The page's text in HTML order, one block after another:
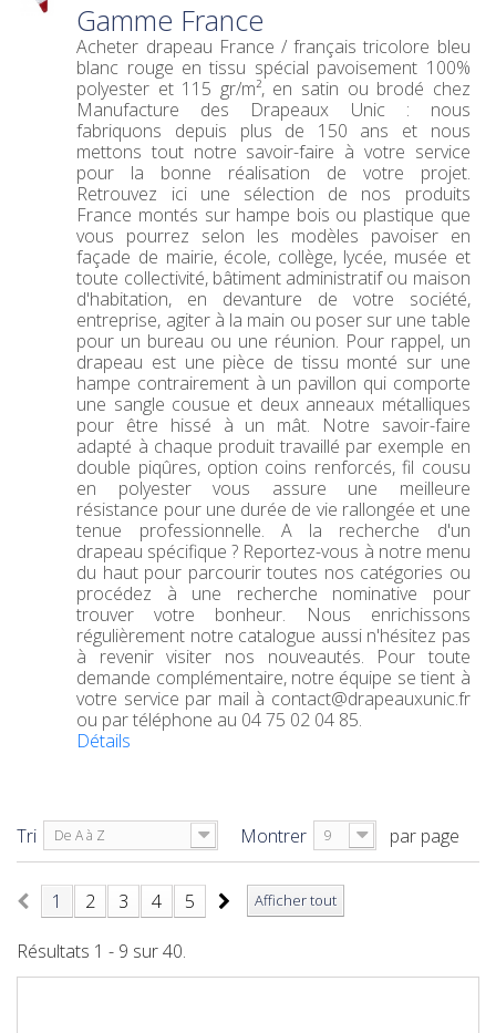
Gamme France
Acheter drapeau France / français tricolore bleu
blanc rouge en tissu spécial pavoisement 100%
polyester et 115 gr/m², en satin ou brodé chez
Manufacture des Drapeaux Unic : nous
fabriquons depuis plus de 150 ans et nous
mettons tout notre savoir-faire à votre service
pour la bonne réalisation de votre projet.
Retrouvez ici une sélection de nos produits
France montés sur hampe bois ou plastique que
vous pourrez selon les modèles pavoiser en
façade de mairie, école, collège, lycée, musée et
toute collectivité, bâtiment administratif ou maison
d'habitation, en devanture de votre société,
entreprise, agiter à la main ou poser sur une table
pour un bureau ou une réunion. Pour rappel, un
drapeau est une pièce de tissu monté sur une
hampe contrairement à un pavillon qui comporte
une sangle cousue et deux anneaux métalliques
pour être hissé à un mât. Notre savoir-faire
adapté à chaque produit travaillé par exemple en
double piqûres, option coins renforcés, fil cousu
en polyester vous assure une meilleure
résistance pour une durée de vie rallongée et une
tenue professionnelle. A la recherche d'un
drapeau spécifique ? Reportez-vous à notre menu
du haut pour parcourir toutes nos catégories ou
procédez à une recherche nominative pour
trouver votre bonheur. Nous enrichissons
régulièrement notre catalogue aussi n'hésitez pas
à revenir visiter nos nouveautés. Pour toute
demande complémentaire, notre équipe se tient à
votre service par mail à contact@drapeauxunic.fr
ou par téléphone au 04 75 02 04 85.
Détails
Tri De A à Z Montrer 9 par page
Afficher tout
1 2 3 4 5
Résultats 1 - 9 sur 40.